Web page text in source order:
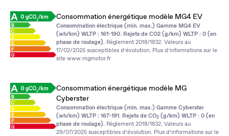
Consommation énergétique modèle MG4 EV
Consommation électrique (min. max.) Gamme MG4 EV
(wh/km) WLTP : 161-190. Rejets de CO2 (g/km) WLTP : 0 (en
phase de roulage). Règlement 2018/1832. Valeurs au
17/02/2025 susceptibles d’évolution. Plus d’informations sur le
site www.mgmotor.fr
Consommation énergétique modèle MG
Cyberster
Consommation électrique (min. max.) Gamme Cyberster
(wh/km) WLTP : 167‑191. Rejets de CO2 (g/km) WLTP : 0 (en
phase de roulage). Règlement 2018/1832. Valeurs au
29/07/2025 susceptibles d’évolution. Plus d’informations sur le